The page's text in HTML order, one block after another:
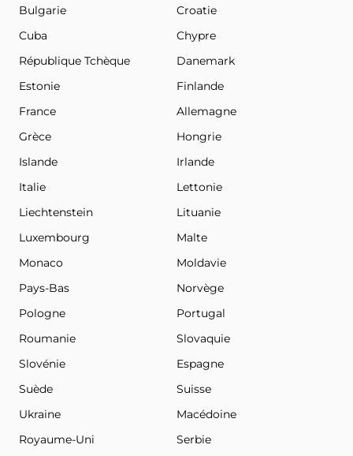
Bulgarie
Croatie
Cuba
Chypre
République Tchèque
Danemark
Estonie
Finlande
France
Allemagne
Grèce
Hongrie
Islande
Irlande
Italie
Lettonie
Liechtenstein
Lituanie
Luxembourg
Malte
Monaco
Moldavie
Pays-Bas
Norvège
Pologne
Portugal
Roumanie
Slovaquie
Slovénie
Espagne
Suède
Suisse
Ukraine
Macédoine
Royaume-Uni
Serbie